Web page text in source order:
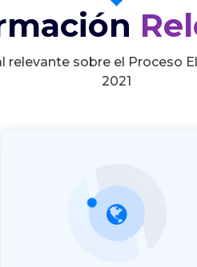
relevante sobre el Proceso
2021